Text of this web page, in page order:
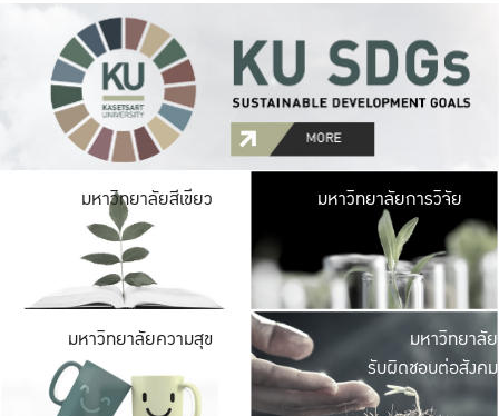
มหาวิทยาลัยสีเขียว มหาวิ
มีพื้นที่เขียวสดใส
เป็นป่าในเมือง เกษต
มหาวิทยาลัยการวิจัย
มหาวิทยาลัยความสุข มหาวิ
ค
เปิดประ
และพบเรื่องราวใ
มหาวิทยาลัย
รับผิดชอบต่อสังคม